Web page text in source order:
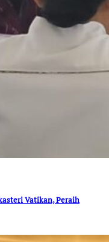
Vatikan, Peraih